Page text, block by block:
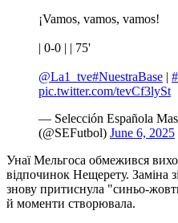
¡Vamos, vamos, vamos!
| 0-0 | | 75'
@La1_tve#NuestraBase |
pic.twitter.com/tevCf3lySt
— Selección Española
(@SEFutbol) June 6, 2025
Унаї Мельгоса обмежився
відпочинок Нещерету. Заміна
знову притиснула "синьо-
й моменти створювала.